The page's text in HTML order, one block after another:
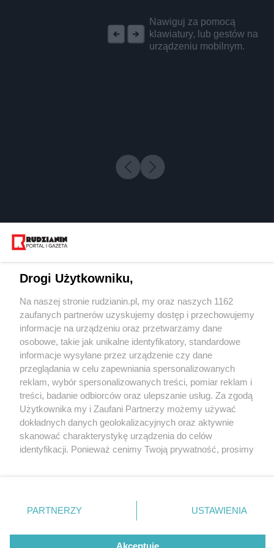
Nawiguj za pomocą
klawiatury, lub gestów na
urządzeniu mobilnym.
5 / 0
Wydawca mediów
Nie zapomnij
zapoznać się z:
polityką prywatności regulamin korzystania z portali
Twojemiasto
Piekary Śląskie
Chorzów
Tarnowskie Góry
Gliwice
Skontakuj sięz nami
Kontakt
Wydawca
Redakcja
Drogi Użytkowniku,
Na naszej stronie rudzianin.pl, my oraz naszych 1162
zaufanych partnerów uzyskujemy dostęp i przechowujemy
informacje na urządzeniu oraz przetwarzamy dane
osobowe, takie jak unikalne identyfikatory, standardowe
informacje wysyłane przez urządzenie czy dane
przeglądania w celu zapewniania spersonalizowanych
reklam, wybór spersonalizowanych treści, pomiar reklam i
treści, badanie odbiorców oraz ulepszanie usług. Za zgodą
Użytkownika my i Zaufani Partnerzy możemy używać
dokładnych danych geolokalizacyjnych oraz aktywnie
skanować charakterystykę urządzenia do celów
identyfikacji. Ponieważ cenimy Twoją prywatność, prosimy
prywatności znajdujący się w lewym dolnym rogu strony
. Niektóre rodzaje przetwarzania danych nie wymagają
zgody użytkownika, ale masz prawo sprzeciwić się
takiemu przetwarzaniu. Preferencje będą miały
PARTNERZY USTAWIENIA
Akceptuję